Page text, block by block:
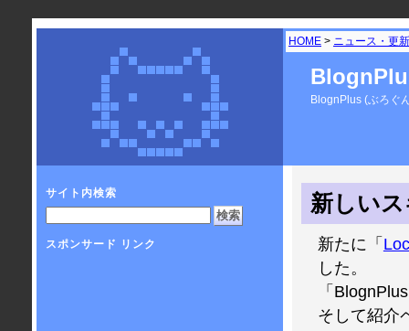
HOME > ニュース・更
BlognPlus (ぶろぐ
新しい
新たに「
した。
「
そして紹介
サイト内検索
スポンサード リンク